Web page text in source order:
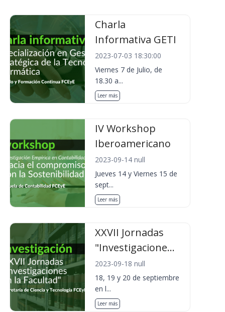
Charla
Informativa GETI
2023-07-03 18:30:00
Viernes 7 de Julio, de
18.30 a...
Leer más
IV Workshop
Iberoamericano
2023-09-14 null
Jueves 14 y Viernes 15 de
sept...
Leer más
XXVII Jornadas
"Investigacione...
2023-09-18 null
18, 19 y 20 de septiembre
en l...
Leer más